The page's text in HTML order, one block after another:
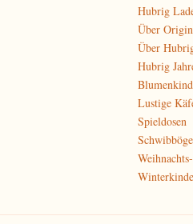
Hubrig
Über
Über
Hubrig
Lustige
Spieldosen